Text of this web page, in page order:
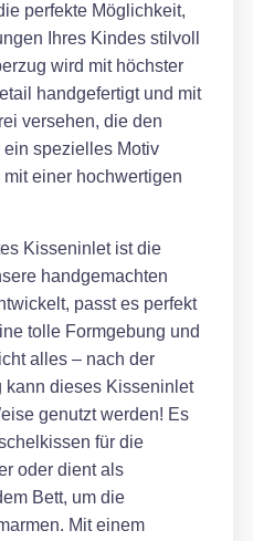
perfekte Möglichkeit,
Ihres Kindes stilvoll
wird mit höchster
handgefertigt und mit
versehen, die den
ein spezielles Motiv
einer hochwertigen
Kisseninlet ist die
handgemachten
passt es perfekt
tolle Formgebung und
alles – nach der
dieses Kisseninlet
genutzt werden! Es
für die
oder dient als
Bett, um die
Mit einem